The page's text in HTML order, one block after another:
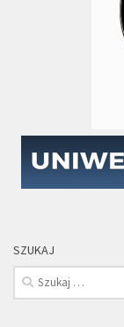
SZUKAJ
Szukaj: